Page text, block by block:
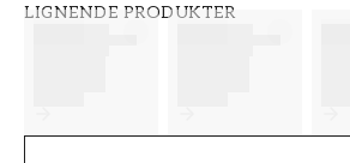
LIGNENDE PRODUKTER